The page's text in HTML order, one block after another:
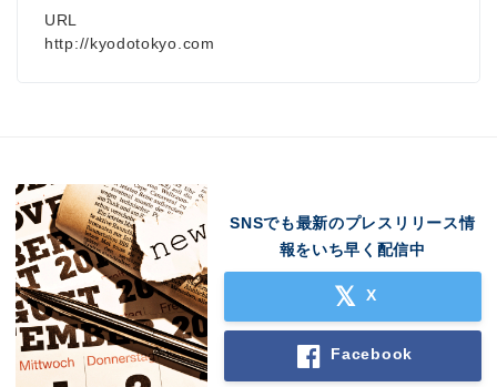
URL
http://kyodotokyo.com
SNSでも最新のプレスリリース情
報をいち早く配信中
X
Facebook